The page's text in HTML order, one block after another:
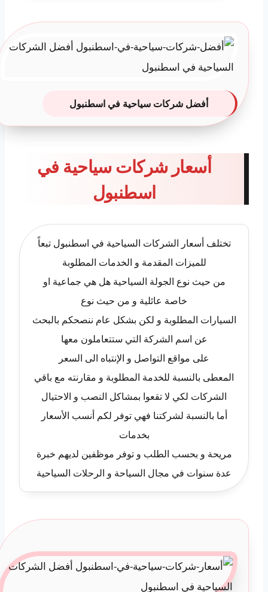
أفضل شركات سياحية في اسطنبول
أسعار شركات سياحية في
اسطنبول
تختلف أسعار الشركات السياحية في اسطنبول تبعاً
للميزات المقدمة و الخدمات المطلوبة
من حيث نوع الجولة السياحية هل هي جماعية او
خاصة عائلية و من حيث نوع
السيارات المطلوبة و لكن بشكل عام ننصحكم بالبحث
عن اسم الشركة التي ستتعاملون معها
على مواقع التواصل و الإنتباه الى السعر
المعطى بالنسبة للخدمة المطلوبة و مقارنته مع باقي
الشركات لكي لا تقعوا بمشاكل النصب و الاحتيال
أما بالنسبة لشركتنا فهي توفر لكم أنسب الأسعار
بخدمات
مريحة و بحسب الطلب و توفر موظفين لديهم خبرة
عدة سنوات في مجال السياحة و الرحلات السياحية